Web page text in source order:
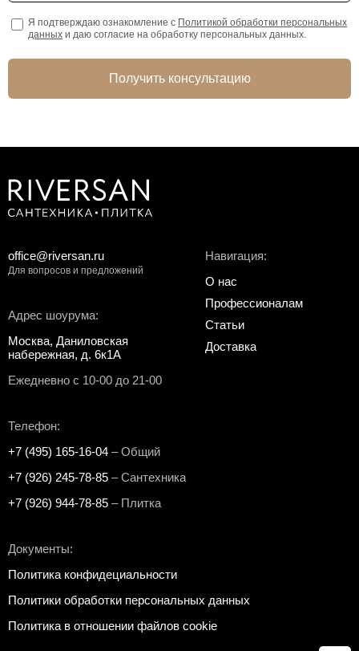
Я подтверждаю ознакомление с Политикой обработки персональных
данных и даю согласие на обработку персональных данных.
Получить консультацию
Адрес шоурума:
Москва, Даниловская
набережная, д. 6к1А
Ежедневно с 10-00 до 21-00
Телефон:
+7 (495) 165-16-04 – Общий
+7 (926) 245-78-85 – Сантехника
+7 (926) 944-78-85 – Плитка
Документы:
Политика конфидециальности
Политики обработки персональных данных
Политика в отношении файлов cookie
Навигация:
О нас
Профессионалам
Статьи
Доставка
office@riversan.ru
Для вопросов и предложений